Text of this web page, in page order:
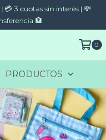
3 cuotas sin interés | 💸
🏦
0
PRODUCTOS